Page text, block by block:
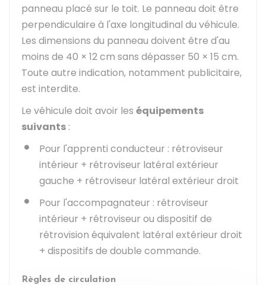
panneau placé sur le toit. Le panneau doit être
perpendiculaire à l'axe longitudinal du véhicule.
Les dimensions du panneau doivent être d'au
moins de 40 × 12 cm sans dépasser 50 × 15 cm.
Toute autre indication, notamment publicitaire,
est interdite.
Le véhicule doit avoir les équipements
suivants :
Pour l'apprenti conducteur : rétroviseur
intérieur + rétroviseur latéral extérieur
gauche + rétroviseur latéral extérieur droit
Pour l'accompagnateur : rétroviseur
intérieur + rétroviseur ou dispositif de
rétrovision équivalent latéral extérieur droit
+ dispositifs de double commande.
Règles de circulation